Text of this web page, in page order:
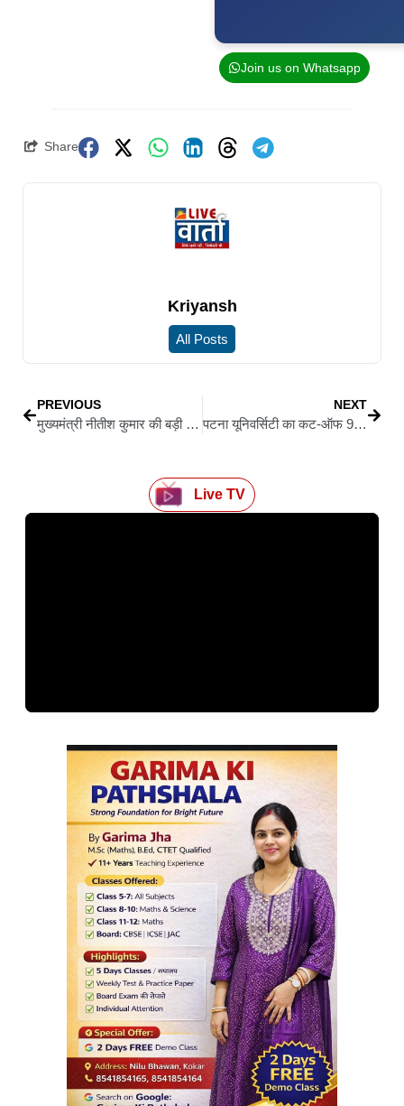
Join us on Whatsapp
Share
Kriyansh
All Posts
PREVIOUS
मुख्यमंत्री नीतीश कुमार की बड़ी सौगात, पंचायत प्रतिनिधियों के लिए 6 अहम घोषणाएं
NEXT
पटना यूनिवर्सिटी का कट-ऑफ 99.71%, टॉपर्स भी रह गए पीछे…वजह जानकर उड़े होश
Live TV